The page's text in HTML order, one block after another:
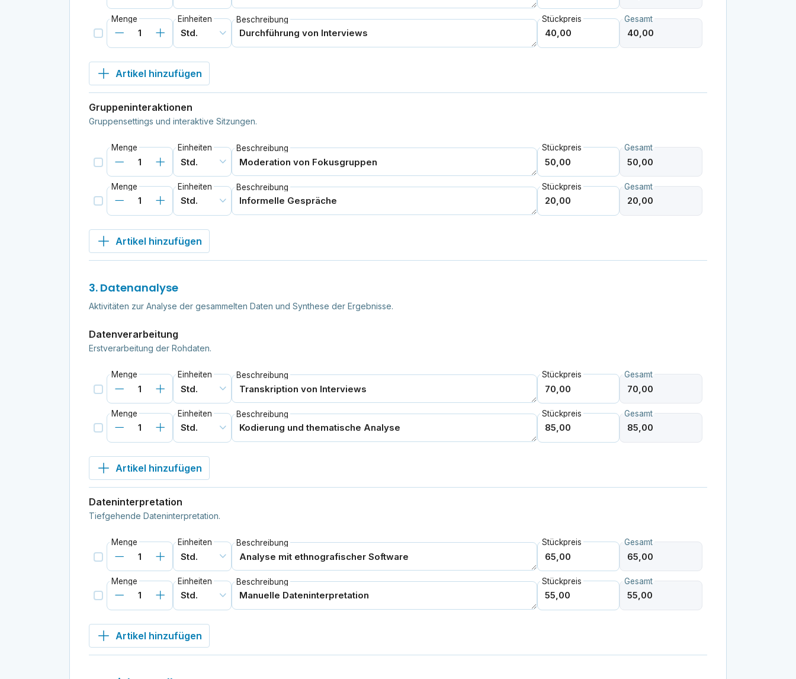
Menge Einheiten Beschreibung Stückpreis Gesamt
Artikel hinzufügen
Gruppeninteraktionen
Gruppensettings und interaktive Sitzungen.
Menge Einheiten Beschreibung Stückpreis Gesamt
Menge Einheiten Beschreibung Stückpreis Gesamt
Artikel hinzufügen
3. Datenanalyse
Aktivitäten zur Analyse der gesammelten Daten und Synthese der Ergebnisse.
Datenverarbeitung
Erstverarbeitung der Rohdaten.
Menge Einheiten Beschreibung Stückpreis Gesamt
Menge Einheiten Beschreibung Stückpreis Gesamt
Artikel hinzufügen
Dateninterpretation
Tiefgehende Dateninterpretation.
Menge Einheiten Beschreibung Stückpreis Gesamt
Menge Einheiten Beschreibung Stückpreis Gesamt
Artikel hinzufügen